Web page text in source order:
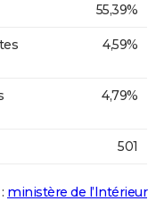
55,39%
4,59%
4,79%
501
ministère de l’Intérieur